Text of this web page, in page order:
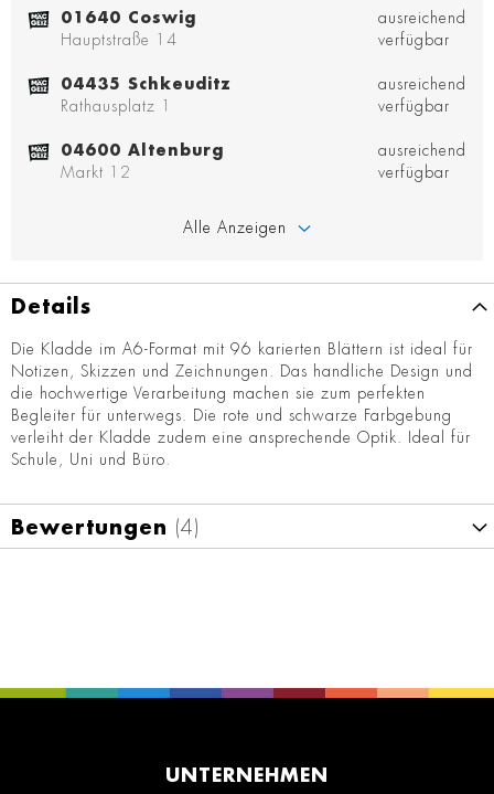
01640 Coswig
Hauptstraße 14
ausreichend
verfügbar
04435 Schkeuditz
Rathausplatz 1
ausreichend
verfügbar
04600 Altenburg
Markt 12
ausreichend
verfügbar
Alle Anzeigen
Details
Die Kladde im A6-Format mit 96 karierten Blättern ist ideal für
Notizen, Skizzen und Zeichnungen. Das handliche Design und
die hochwertige Verarbeitung machen sie zum perfekten
Begleiter für unterwegs. Die rote und schwarze Farbgebung
verleiht der Kladde zudem eine ansprechende Optik. Ideal für
Schule, Uni und Büro.
Bewertungen 4
UNTERNEHMEN